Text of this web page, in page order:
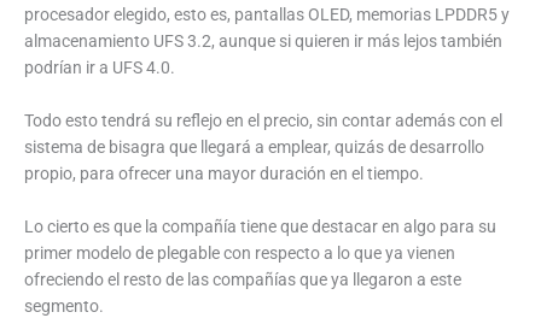
procesador elegido, esto es, pantallas OLED, memorias LPDDR5 y
almacenamiento UFS 3.2, aunque si quieren ir más lejos también
podrían ir a UFS 4.0.
Todo esto tendrá su reflejo en el precio, sin contar además con el
sistema de bisagra que llegará a emplear, quizás de desarrollo
propio, para ofrecer una mayor duración en el tiempo.
Lo cierto es que la compañía tiene que destacar en algo para su
primer modelo de plegable con respecto a lo que ya vienen
ofreciendo el resto de las compañías que ya llegaron a este
segmento.